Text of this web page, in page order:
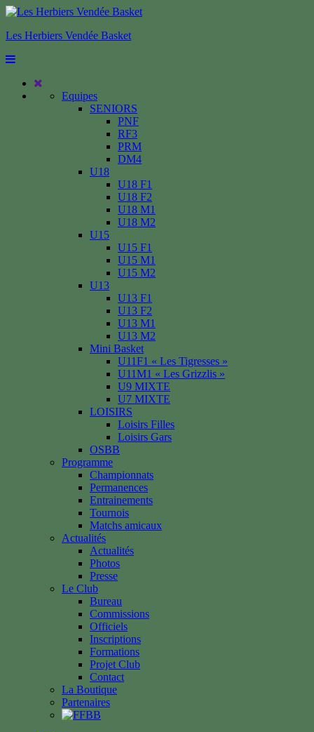
Les Herbiers Vendée Basket
Equipes
SENIORS
PNF
RF3
PRM
DM4
U18
U18 F1
U18 F2
U18 M1
U18 M2
U15
U15 F1
U15 M1
U15 M2
U13
U13 F1
U13 F2
U13 M1
U13 M2
Mini Basket
U11F1 « Les Tigresses »
U11M1 « Les Grizzlis »
U9 MIXTE
U7 MIXTE
LOISIRS
Loisirs Filles
Loisirs Gars
OSBB
Programme
Championnats
Permanences
Entrainements
Tournois
Matchs amicaux
Actualités
Actualités
Photos
Presse
Le Club
Bureau
Commissions
Officiels
Inscriptions
Formations
Projet Club
Contact
La Boutique
Partenaires